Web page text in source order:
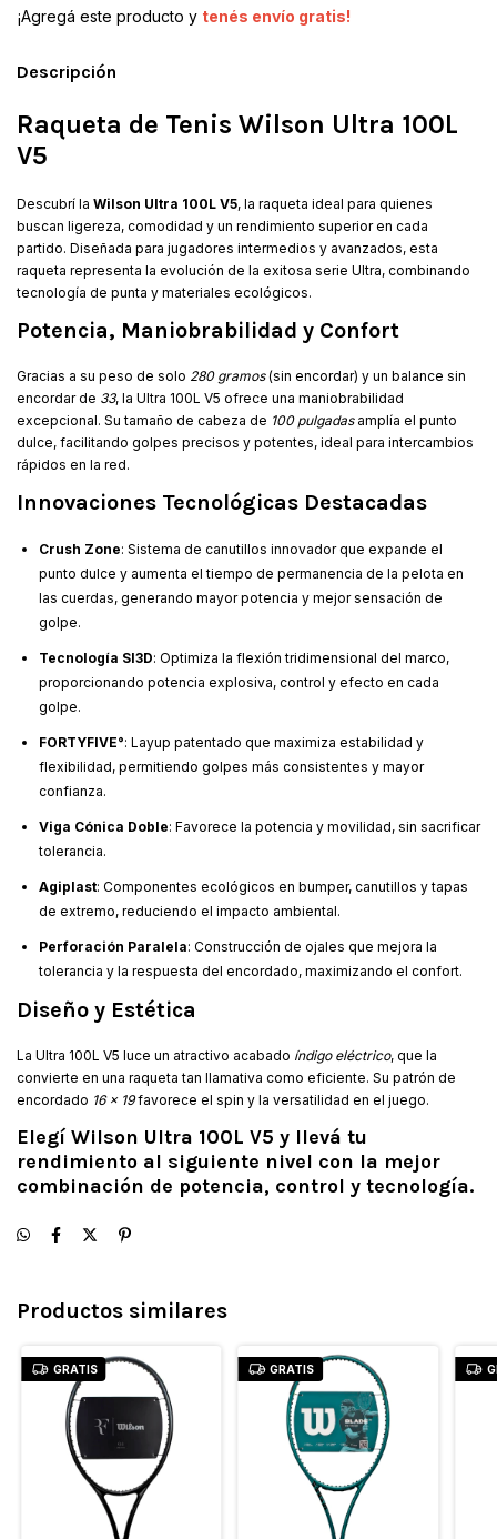
¡Agregá este producto y tenés envío gratis!
Descripción
Raqueta de Tenis Wilson Ultra 100L
V5
Descubrí la Wilson Ultra 100L V5, la raqueta ideal para quienes
buscan ligereza, comodidad y un rendimiento superior en cada
partido. Diseñada para jugadores intermedios y avanzados, esta
raqueta representa la evolución de la exitosa serie Ultra, combinando
tecnología de punta y materiales ecológicos.
Potencia, Maniobrabilidad y Confort
Gracias a su peso de solo 280 gramos(sin encordar) y un balance sin
encordar de 33, la Ultra 100L V5 ofrece una maniobrabilidad
excepcional. Su tamaño de cabeza de 100 pulgadasamplía el punto
dulce, facilitando golpes precisos y potentes, ideal para intercambios
rápidos en la red.
Innovaciones Tecnológicas Destacadas
Crush Zone: Sistema de canutillos innovador que expande el
punto dulce y aumenta el tiempo de permanencia de la pelota en
las cuerdas, generando mayor potencia y mejor sensación de
golpe.
Tecnología SI3D: Optimiza la flexión tridimensional del marco,
proporcionando potencia explosiva, control y efecto en cada
golpe.
FORTYFIVE°: Layup patentado que maximiza estabilidad y
flexibilidad, permitiendo golpes más consistentes y mayor
confianza.
Viga Cónica Doble: Favorece la potencia y movilidad, sin sacrificar
tolerancia.
Agiplast: Componentes ecológicos en bumper, canutillos y tapas
de extremo, reduciendo el impacto ambiental.
Perforación Paralela: Construcción de ojales que mejora la
tolerancia y la respuesta del encordado, maximizando el confort.
Diseño y Estética
La Ultra 100L V5 luce un atractivo acabado índigo eléctrico, que la
convierte en una raqueta tan llamativa como eficiente. Su patrón de
encordado 16 x 19favorece el spin y la versatilidad en el juego.
Elegí Wilson Ultra 100L V5 y llevá tu
rendimiento al siguiente nivel con la mejor
combinación de potencia, control y tecnología.
Productos similares
GRATIS GRATIS